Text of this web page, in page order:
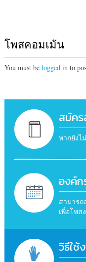
โพสคอมเม้น
You must be logged into
สมัค
หากยัง
องค์
สามาร
เพื่อโพส
วิธีใช้